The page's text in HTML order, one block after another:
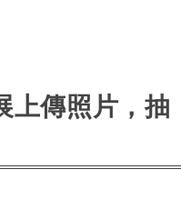
傳照片，抽